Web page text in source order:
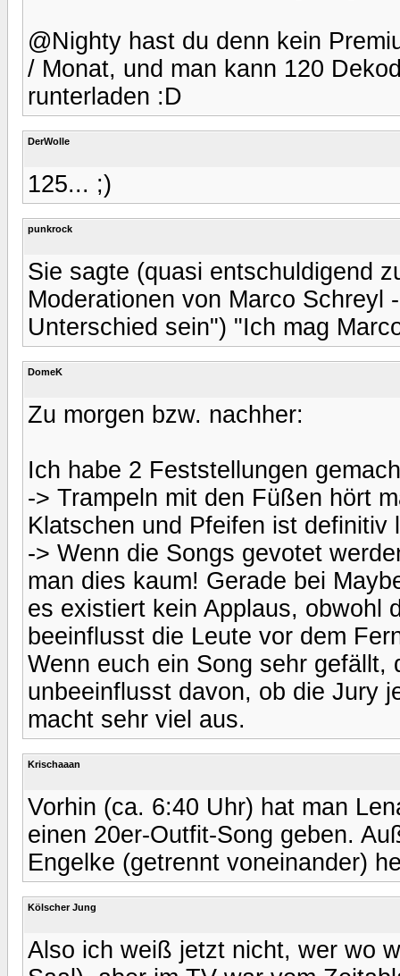
@Nighty hast du denn kein
/ Monat, und man kann 120
runterladen :D
DerWolle
125... ;)
punkrock
Sie sagte (quasi entschuldigend
Moderationen von Marco
Unterschied sein") "Ich mag
DomeK
Zu morgen bzw. nachher:
Ich habe 2 Feststellungen
-> Trampeln mit den Füßen hört
Klatschen und Pfeifen ist definitiv
-> Wenn die Songs gevotet
man dies kaum! Gerade bei
es existiert kein Applaus, obwohl
beeinflusst die Leute vor dem
Wenn euch ein Song sehr
unbeeinflusst davon, ob die Jury
macht sehr viel aus.
Krischaaan
Vorhin (ca. 6:40 Uhr) hat man
einen 20er-Outfit-Song geben.
Engelke (getrennt voneinander)
Kölscher Jung
Also ich weiß jetzt nicht, wer wo